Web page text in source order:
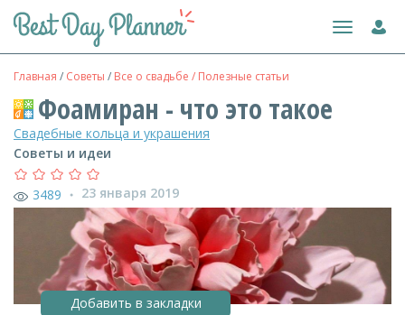
Toggle
Главная / Советы / Все о свадьбе / Полезные статьи
Фоамиран - что это такое
Свадебные кольца и украшения
Советы и идеи
3489 ● 23 января 2019
Добавить в закладки